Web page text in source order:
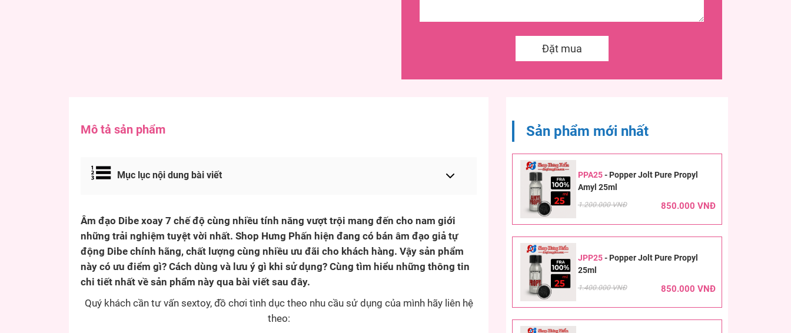
Đặt mua
Mô tả sản phẩm
Mục lục nội dung bài viết
Âm đạo Dibe xoay 7 chế độ cùng nhiều tính năng vượt trội mang đến cho nam giới
những trải nghiệm tuyệt vời nhất. Shop Hưng Phấn hiện đang có bán âm đạo giả tự
động Dibe chính hãng, chất lượng cùng nhiều ưu đãi cho khách hàng. Vậy sản phẩm
này có ưu điểm gì? Cách dùng và lưu ý gì khi sử dụng? Cùng tìm hiểu những thông tin
chi tiết nhất về sản phẩm này qua bài viết sau đây.
Quý khách cần tư vấn sextoy, đồ chơi tình dục theo nhu cầu sử dụng của mình hãy liên hệ
theo:
Sản phẩm mới nhất
PPA25- Popper Jolt Pure Propyl
Amyl 25ml
1.200.000 VNĐ 850.000 VNĐ
JPP25- Popper Jolt Pure Propyl
25ml
1.400.000 VNĐ 850.000 VNĐ